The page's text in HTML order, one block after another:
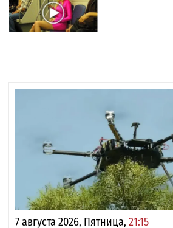
7 августа 2026, Пятница, 21:15